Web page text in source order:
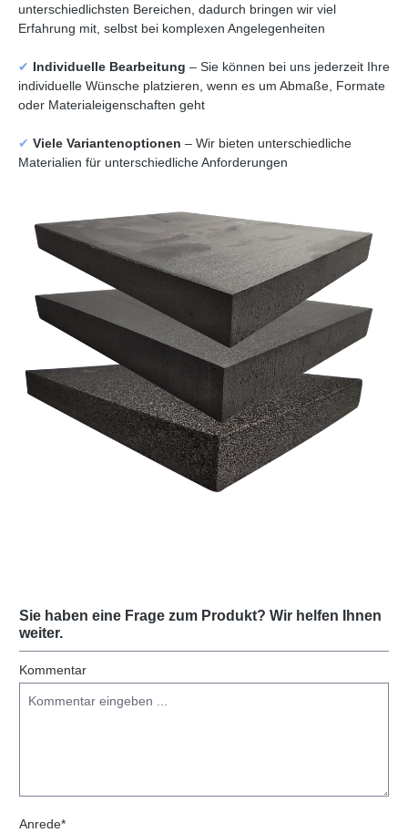
unterschiedlichsten Bereichen, dadurch bringen wir viel
Erfahrung mit, selbst bei komplexen Angelegenheiten
✔ Individuelle Bearbeitung – Sie können bei uns jederzeit Ihre
individuelle Wünsche platzieren, wenn es um Abmaße, Formate
oder Materialeigenschaften geht
✔ Viele Variantenoptionen – Wir bieten unterschiedliche
Materialien für unterschiedliche Anforderungen
Sie haben eine Frage zum Produkt? Wir helfen Ihnen
weiter.
Kommentar
Anrede*